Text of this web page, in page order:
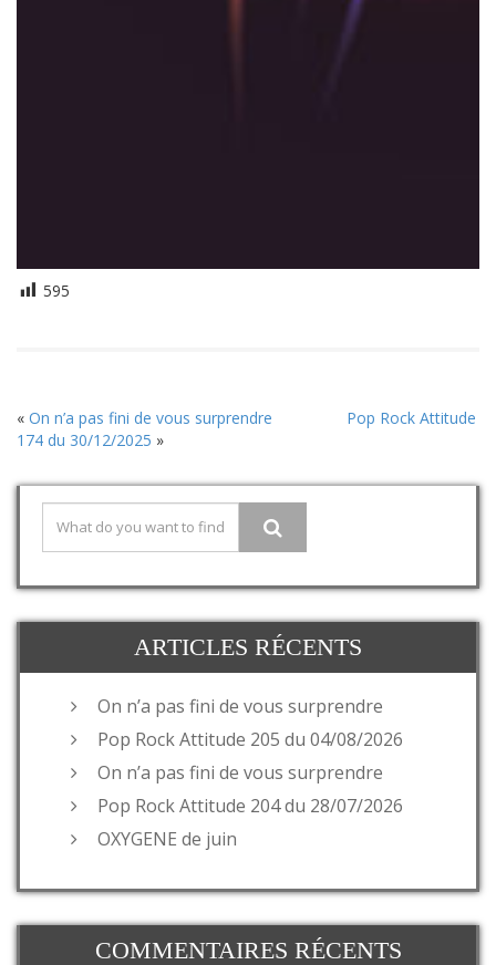
595
« On n’a pas fini de vous surprendre
Pop Rock Attitude
174 du 30/12/2025 »
ARTICLES RÉCENTS
On n’a pas fini de vous surprendre
Pop Rock Attitude 205 du 04/08/2026
On n’a pas fini de vous surprendre
Pop Rock Attitude 204 du 28/07/2026
OXYGENE de juin
COMMENTAIRES RÉCENTS